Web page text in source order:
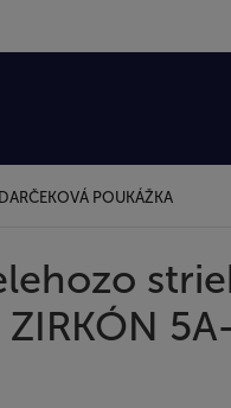
DARČEKOVÁ POUKÁŽKA